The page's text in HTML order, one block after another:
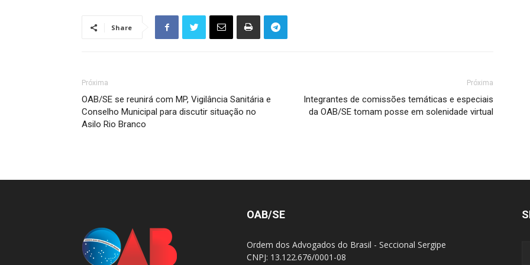
Share
Próxima
OAB/SE se reunirá com MP, Vigilância Sanitária e
Conselho Municipal para discutir situação no
Asilo Rio Branco
Próxima
Integrantes de comissões temáticas e especiais
da OAB/SE tomam posse em solenidade virtual
OAB/SE
Ordem dos Advogados do Brasil - Seccional Sergipe
CNPJ: 13.122.676/0001-08